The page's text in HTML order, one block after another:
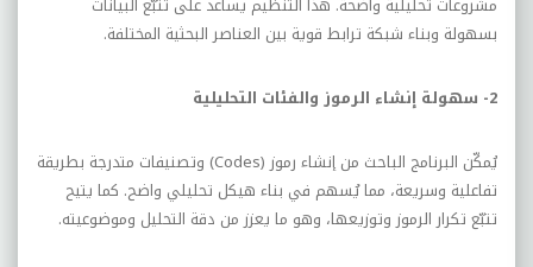
بسهولة وبناء شبكة ترابط قوية بين العناصر البحثية المختلفة.
2- سهولة إنشاء الرموز والفئات التحليلية
يُمكّن البرنامج الباحث من إنشاء رموز (Codes) وتصنيفات متدرجة بطريقة
تفاعلية وسريعة، مما يُسهم في بناء هيكل تحليلي واضح. كما يتيح
تتبّع تكرار الرموز وتوزيعها، وهو ما يعزز من دقة التحليل وموضوعيته.